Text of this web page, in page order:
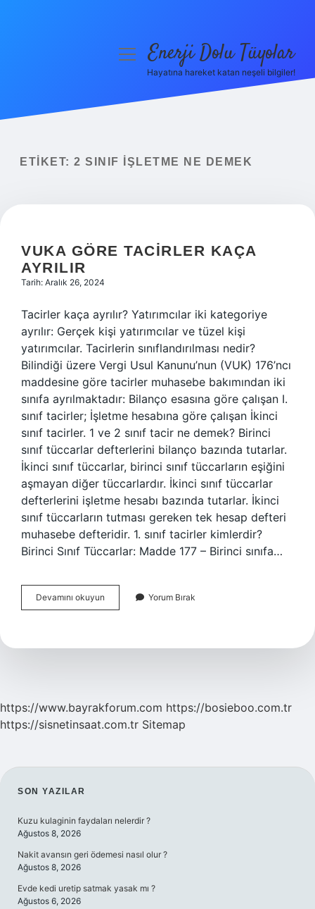
Yasal Uyarı
menüyüEnerji Dolu Tüyolar
Hayatına hareket katan neşeli bilgiler!
ETIKET: 2 SINIF IŞLETME NE DEMEK
VUKA GÖRE TACIRLER KAÇA
AYRILIR
Tarih: Aralık 26, 2024
Tacirler kaça ayrılır? Yatırımcılar iki kategoriye
ayrılır: Gerçek kişi yatırımcılar ve tüzel kişi
yatırımcılar. Tacirlerin sınıflandırılması nedir?
Bilindiği üzere Vergi Usul Kanunu’nun (VUK) 176’ncı
maddesine göre tacirler muhasebe bakımından iki
sınıfa ayrılmaktadır: Bilanço esasına göre çalışan I.
sınıf tacirler; İşletme hesabına göre çalışan İkinci
sınıf tacirler. 1 ve 2 sınıf tacir ne demek? Birinci
sınıf tüccarlar defterlerini bilanço bazında tutarlar.
İkinci sınıf tüccarlar, birinci sınıf tüccarların eşiğini
aşmayan diğer tüccarlardır. İkinci sınıf tüccarlar
defterlerini işletme hesabı bazında tutarlar. İkinci
sınıf tüccarların tutması gereken tek hesap defteri
muhasebe defteridir. 1. sınıf tacirler kimlerdir?
Birinci Sınıf Tüccarlar: Madde 177 – Birinci sınıfa…
Devamını okuyun
Göre
Ayrılır
Yorum Bırak
https://www.bayrakforum.com https://bosieboo.com.tr
https://sisnetinsaat.com.tr Sitemap
SIDEBAR
SON YAZILAR
Kuzu kulaginin faydaları nelerdir ?
Ağustos 8, 2026
Nakit avansın geri ödemesi nasıl olur ?
Ağustos 8, 2026
Evde kedi uretip satmak yasak mı ?
Ağustos 6, 2026